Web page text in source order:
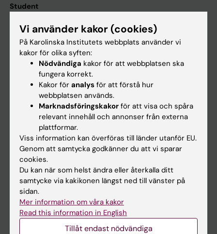
Student
Ladok
Canvas
Schema
Studentmejlen
Kurs- och programwebbar
Student på KI
Medarbetare
Medarbetarportalen
Kontakta och besök KI
Universitetsbiblioteket
Stöd forskning och utbildning
Vi använder kakor (cookies)
På Karolinska Institutets webbplats använder vi
kakor för olika syften:
Nödvändiga kakor för att webbplatsen ska
fungera korrekt.
Kakor för analys för att förstå hur
webbplatsen används.
Marknadsföringskakor för att visa och spåra
relevant innehåll och annonser från externa
plattformar.
Viss information kan överföras till länder utanför EU.
Genom att samtycka godkänner du att vi sparar
cookies.
Du kan när som helst ändra eller återkalla ditt
samtycke via kakikonen längst ned till vänster på
sidan.
Mer information om våra kakor
Read this information in English
Tillåt endast nödvändiga